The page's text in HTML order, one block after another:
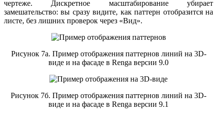
чертеже. Дискретное масштабирование убирает
замешательство: вы сразу видите, как паттерн отобразится на
листе, без лишних проверок через «Вид».
Рисунок 7а. Пример отображения паттернов линий на 3D-
виде и на фасаде в Renga версии 9.0
Рисунок 7б. Пример отображения паттернов линий на 3D-
виде и на фасаде в Renga версии 9.1